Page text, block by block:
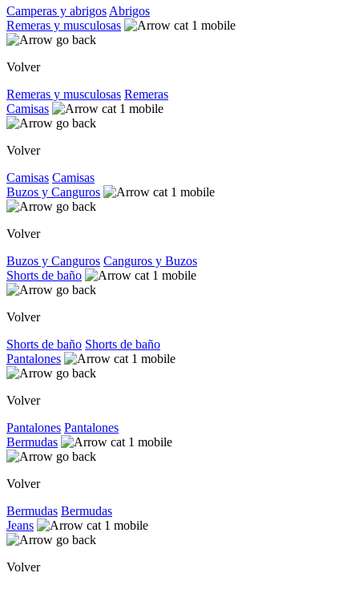
Camperas y abrigos Abrigos
Remeras y musculosas
Volver
Remeras y musculosas Remeras
Camisas
Volver
Camisas Camisas
Buzos y Canguros
Volver
Buzos y Canguros Canguros y Buzos
Shorts de baño
Volver
Shorts de baño Shorts de baño
Pantalones
Volver
Pantalones Pantalones
Bermudas
Volver
Bermudas Bermudas
Jeans
Volver